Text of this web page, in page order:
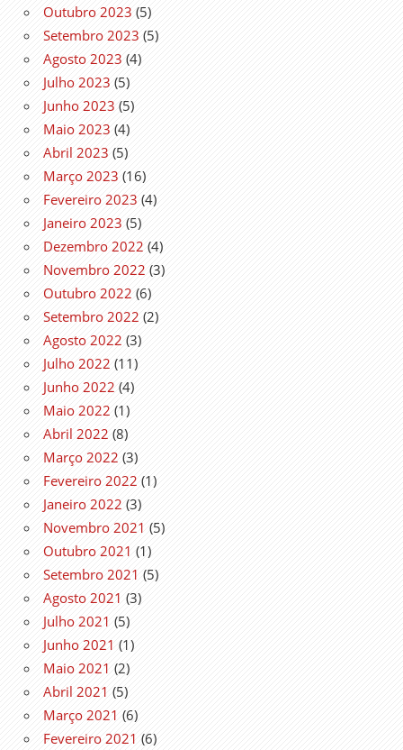
Outubro 2023 (5)
Setembro 2023 (5)
Agosto 2023 (4)
Julho 2023 (5)
Junho 2023 (5)
Maio 2023 (4)
Abril 2023 (5)
Março 2023 (16)
Fevereiro 2023 (4)
Janeiro 2023 (5)
Dezembro 2022 (4)
Novembro 2022 (3)
Outubro 2022 (6)
Setembro 2022 (2)
Agosto 2022 (3)
Julho 2022 (11)
Junho 2022 (4)
Maio 2022 (1)
Abril 2022 (8)
Março 2022 (3)
Fevereiro 2022 (1)
Janeiro 2022 (3)
Novembro 2021 (5)
Outubro 2021 (1)
Setembro 2021 (5)
Agosto 2021 (3)
Julho 2021 (5)
Junho 2021 (1)
Maio 2021 (2)
Abril 2021 (5)
Março 2021 (6)
Fevereiro 2021 (6)